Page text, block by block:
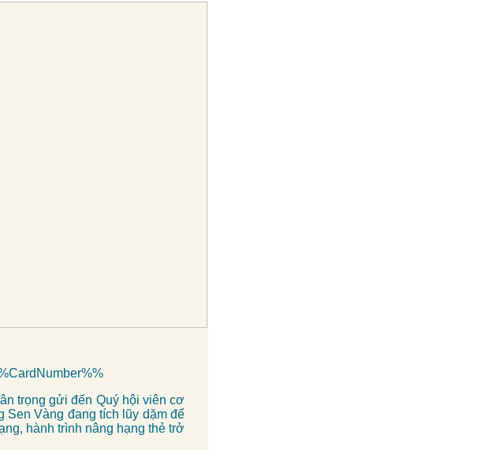
trọng gửi đến Quý hội viên cơ
Sen Vàng đang tích lũy dặm để
hành trình nâng hạng thẻ trở